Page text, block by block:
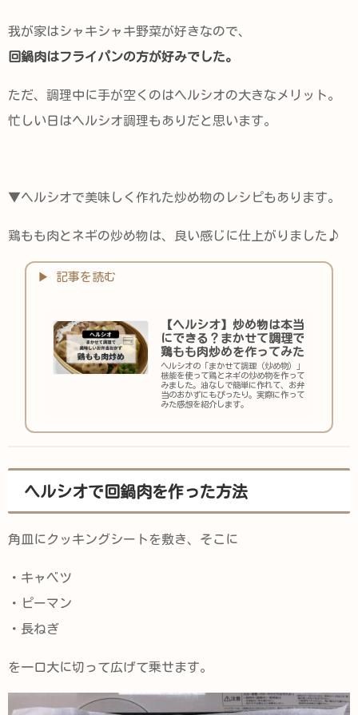
我が家はシャキシャキ野菜が好きなので、
回鍋肉はフライパンの方が好みでした。
ただ、調理中に手が空くのはヘルシオの大きなメリット。
忙しい日はヘルシオ調理もありだと思います。
▼ヘルシオで美味しく作れた炒め物のレシピもあります。
鶏もも肉とネギの炒め物は、良い感じに仕上がりました♪
【ヘルシオ】炒め物は本当
にできる？まかせて調理で
鶏もも肉炒めを作ってみた
ヘルシオの「まかせて調理（炒め物）」
機能を使って鶏とネギの炒め物を作って
みました。油なしで簡単に作れて、お弁
当のおかずにもぴったり。実際に作って
みた感想を紹介します。
ヘルシオで回鍋肉を作った方法
角皿にクッキングシートを敷き、そこに
・キャベツ
・ピーマン
・長ねぎ
を一口大に切って広げて乗せます。